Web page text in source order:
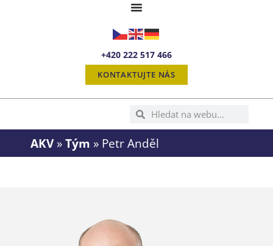
+420 222 517 466
KONTAKTUJTE NÁS
AKV» Tým » Petr Anděl